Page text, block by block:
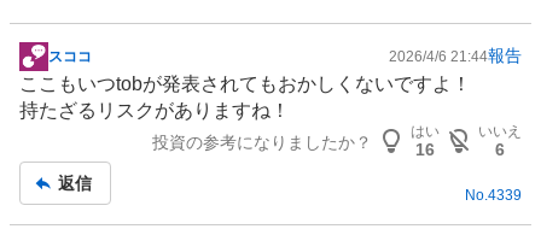
掲
示
板
スココ 2026/4/6 21:44報告
ここもいつtobが発表されてもおかしくないですよ！
持たざるリスクがありますね！
投資の参考になりましたか？
はい
16
いいえ
6
返信
No.4339